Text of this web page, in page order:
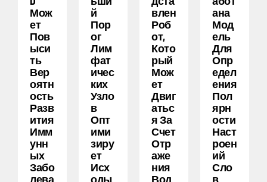
Мож
Ет
Пов
Ыси
Ть
Вер
Оятн
Ость
Разв
Ития
Имм
Унн
Ых
Забо
Лева
Й
Пор
Ог
Лим
Фат
Ичес
Ких
Узло
В
Опт
Ими
Зиру
Ет
Исх
Оды
Влен
Роб
От,
Кото
Рый
Мож
Ет
Двиг
Атьс
Я За
Счет
Отр
Аже
Ния
Вод
Ана
Мод
Ель
Для
Опр
Едел
Ения
Пол
Ярн
Ости
Наст
Роен
Ий
Сло
В